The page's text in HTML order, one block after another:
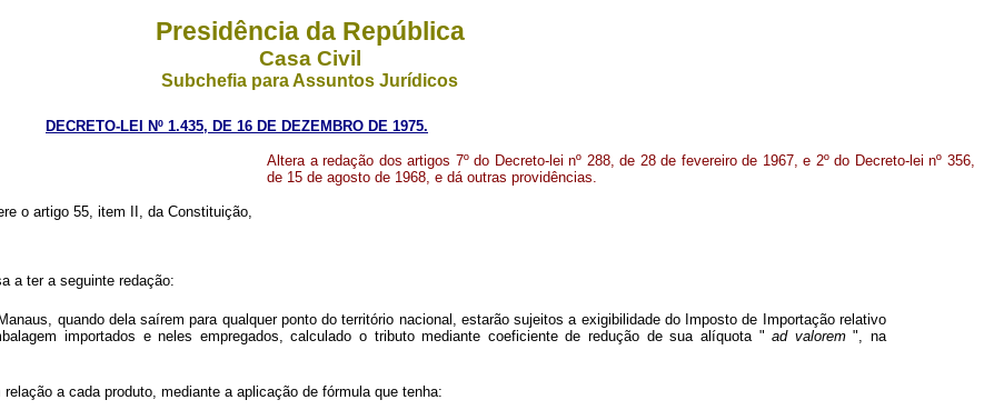
Presidência da República
Casa Civil
Subchefia para Assuntos Jurídicos
DECRETO-LEI Nº 1.435, DE 16 DE DEZEMBRO DE 1975.
Altera a redação dos artigos 7º do Decreto-lei nº 288, de 28 de fevereiro de 1967, e 2º do Decreto-lei nº 356,
de 15 de agosto de 1968, e dá outras providências.
o artigo 55, item II, da Constituição,
a ter a seguinte redação:
quando dela saírem para qualquer ponto do território nacional, estarão sujeitos a exigibilidade do Imposto de Importação relativo
importados e neles empregados, calculado o tributo mediante coeficiente de redução de sua alíquota "ad valorem", na
a cada produto, mediante a aplicação de fórmula que tenha: